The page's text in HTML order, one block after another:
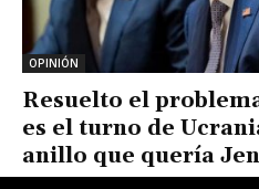
OPINIÓN
Resuelto el
es el turno de
anillo que quería